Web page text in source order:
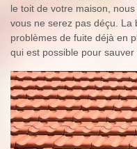
le toit de votre maison,
vous ne serez pas déçu. La
problèmes de fuite déjà en
qui est possible pour